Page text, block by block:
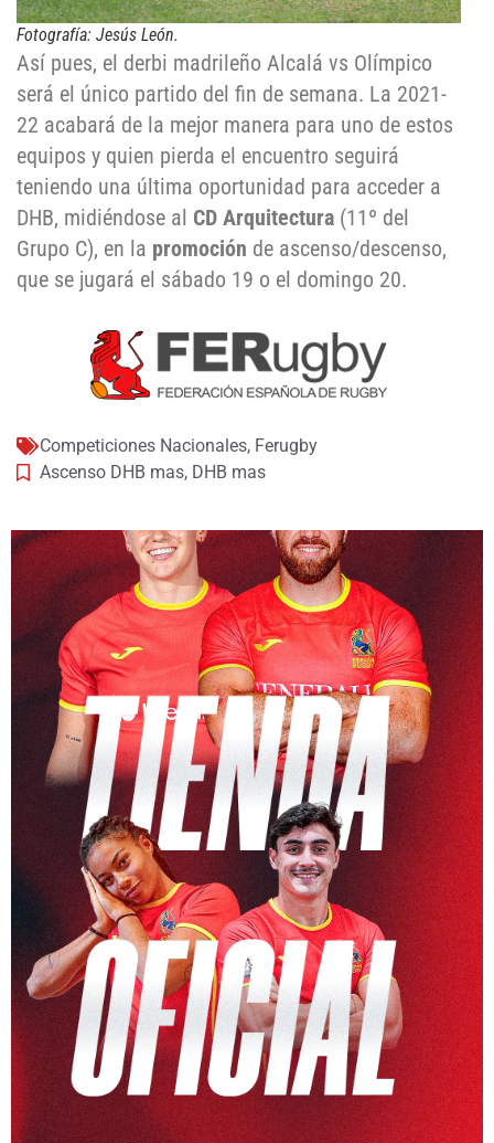
Fotografía: Jesús León.
Así pues, el derbi madrileño Alcalá vs Olímpico
será el único partido del fin de semana. La 2021-
22 acabará de la mejor manera para uno de estos
equipos y quien pierda el encuentro seguirá
teniendo una última oportunidad para acceder a
DHB, midiéndose al CD Arquitectura (11º del
Grupo C), en la promoción de ascenso/descenso,
que se jugará el sábado 19 o el domingo 20.
Competiciones Nacionales, Ferugby
Ascenso DHB mas, DHB mas